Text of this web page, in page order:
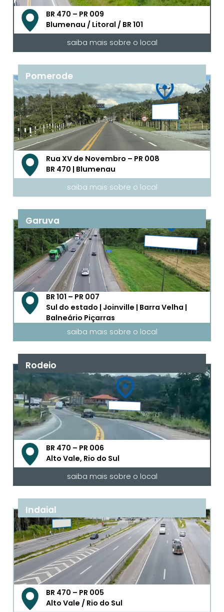
BR 470 – PR 009
Blumenau / Litoral / BR 101
saiba mais sobre o local
Pomerode
Rua XV de Novembro – PR 008
BR 470 | Blumenau
saiba mais sobre o local
Garuva
BR 101 – PR 007
Sul do estado | Joinville | Barra Velha |
Balneário Piçarras
saiba mais sobre o local
Rodeio
BR 470 – PR 006
Alto Vale, Rio do Sul
saiba mais sobre o local
Indaial
BR 470 – PR 005
Alto Vale / Rio do Sul